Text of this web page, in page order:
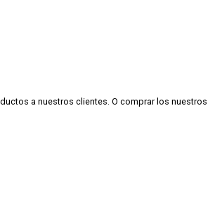
a nuestros clientes. O comprar los nuestros